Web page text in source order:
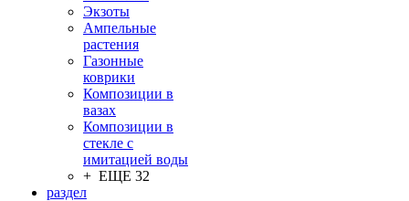
Экзоты
Ампельные
растения
Газонные
коврики
Композиции в
вазах
Композиции в
стекле с
имитацией воды
+ ЕЩЕ 32
раздел